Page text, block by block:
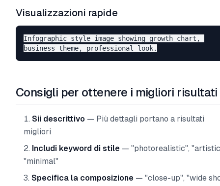
Visualizzazioni rapide
Infographic style image showing growth chart,
Consigli per ottenere i migliori risultati
Sii descrittivo — Più dettagli portano a risultati
migliori
Includi keyword di stile — "photorealistic",
"minimal"
Specifica la composizione — "close-up", "wide